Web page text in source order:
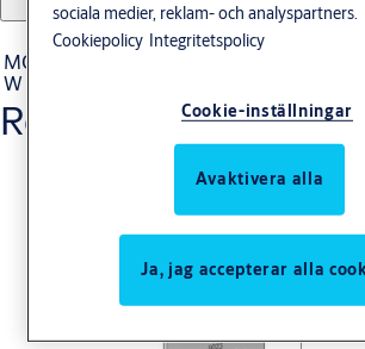
Produkt
MONTERINGSSTOLPE 965-
W
Relaterade produkter
sociala medier, reklam- och analyspartners.
Cookiepolicy Integritetspolicy
Cookie-inställningar
Avaktivera alla
Ja, jag accepterar alla